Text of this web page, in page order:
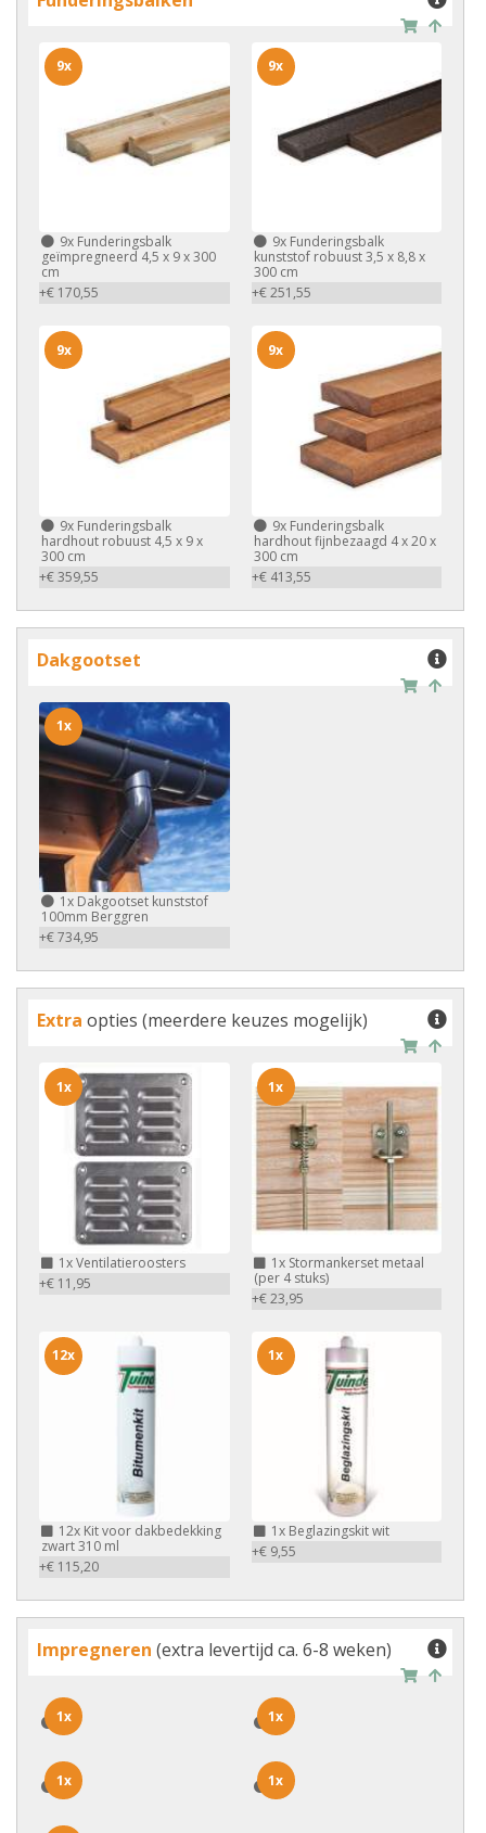
9x Funderingsbalk
geïmpregneerd 4,5 x 9 x 300
cm
+€ 170,55
9x
9xFunderingsbalk
kunststof robuust 3,5 x 8,8 x
300 cm
+€ 251,55
9x
9x Funderingsbalk
hardhout robuust 4,5 x 9 x
300 cm
+€ 359,55
9x
9xFunderingsbalk
hardhout fijnbezaagd 4 x 20 x
300 cm
+€ 413,55
9x
Dakgootset
1x Dakgootset kunststof
100mm Berggren
+€ 734,95
1x
Extra opties (meerdere keuzes mogelijk)
1xVentilatieroosters
+€ 11,95
1x
1xStormankerset metaal
(per 4 stuks)
+€ 23,95
1x
12x Kit voor dakbedekking
zwart 310 ml
+€ 115,20
12x
1xBeglazingskit wit
+€ 9,55
1x
Impregneren (extra levertijd ca. 6-8 weken)
1x
1x 1x
1x
1x
1x 1x
1x